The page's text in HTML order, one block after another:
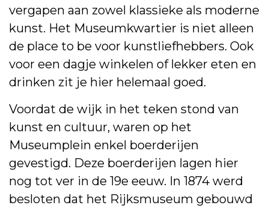
vergapen aan zowel klassieke als moderne
kunst. Het Museumkwartier is niet alleen
de place to be voor kunstliefhebbers. Ook
voor een dagje winkelen of lekker eten en
drinken zit je hier helemaal goed.
Voordat de wijk in het teken stond van
kunst en cultuur, waren op het
Museumplein enkel boerderijen
gevestigd. Deze boerderijen lagen hier
nog tot ver in de 19e eeuw. In 1874 werd
besloten dat het Rijksmuseum gebouwd